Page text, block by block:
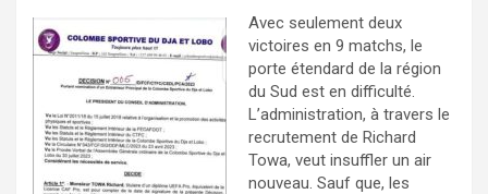
Avec seulement deux
victoires en 9 matchs, le
porte étendard de la région
du Sud est en difficulté.
L’administration, à travers le
recrutement de Richard
Towa, veut insuffler un air
nouveau. Sauf que, les